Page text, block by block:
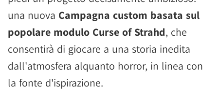
una nuova Campagna custom basata sul
popolare modulo Curse of Strahd, che
consentirà di giocare a una storia inedita
dall'atmosfera alquanto horror, in linea con
la fonte d'ispirazione.